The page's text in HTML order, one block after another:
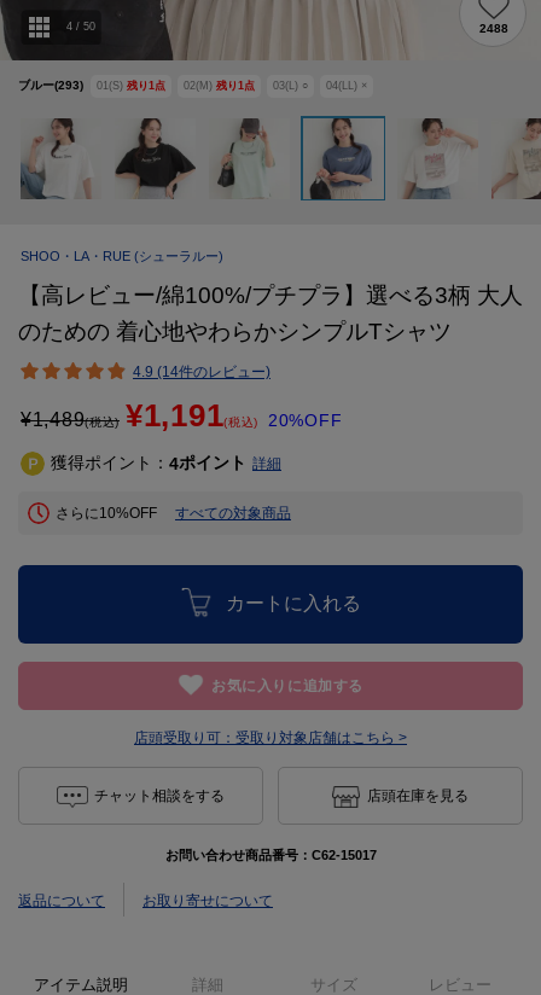
ブルー(293) 01(S) 残り 1 点 02(M) 残り 1 点 03(L) ○ 04(LL) ×
4 / 50 2488
SHOO・LA・RUE (シューラルー)
【高レビュー/綿100%/プチプラ】選べる3柄 大人
のための 着心地やわらかシンプルTシャツ
4.9 (14件のレビュー)
¥1,489(税込) ¥1,191(税込) 20%OFF
獲得ポイント： 4ポイント 詳細
さらに10%OFF すべての対象商品
カートに入れる
お気に入りに追加する
店頭受取り可： 受取り対象店舗はこちら >
チャット相談をする 店頭在庫を見る
お問い合わせ商品番号： C62-15017
返品について お取り寄せについて
アイテム説明 詳細 サイズ レビュー